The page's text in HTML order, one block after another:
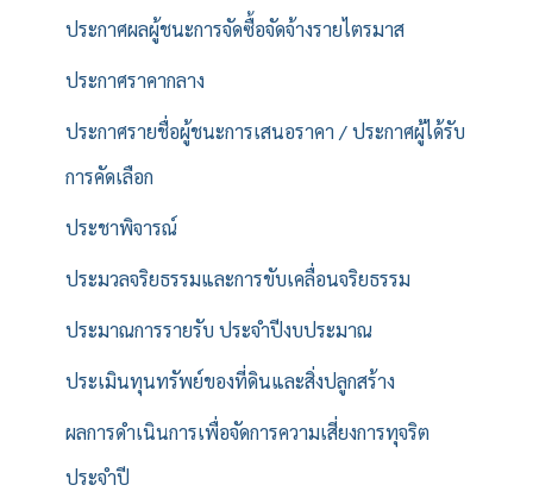
ประกาศผลผู้ชนะการจัดซื้อจัดจ้างรายไตรมาส
ประกาศราคากลาง
ประกาศรายชื่อผู้ชนะการเสนอราคา / ประกาศผู้ได้รับ
การคัดเลือก
ประชาพิจารณ์
ประมวลจริยธรรมและการขับเคลื่อนจริยธรรม
ประมาณการรายรับ ประจำปีงบประมาณ
ประเมินทุนทรัพย์ของที่ดินและสิ่งปลูกสร้าง
ผลการดำเนินการเพื่อจัดการความเสี่ยงการทุจริต
ประจำปี